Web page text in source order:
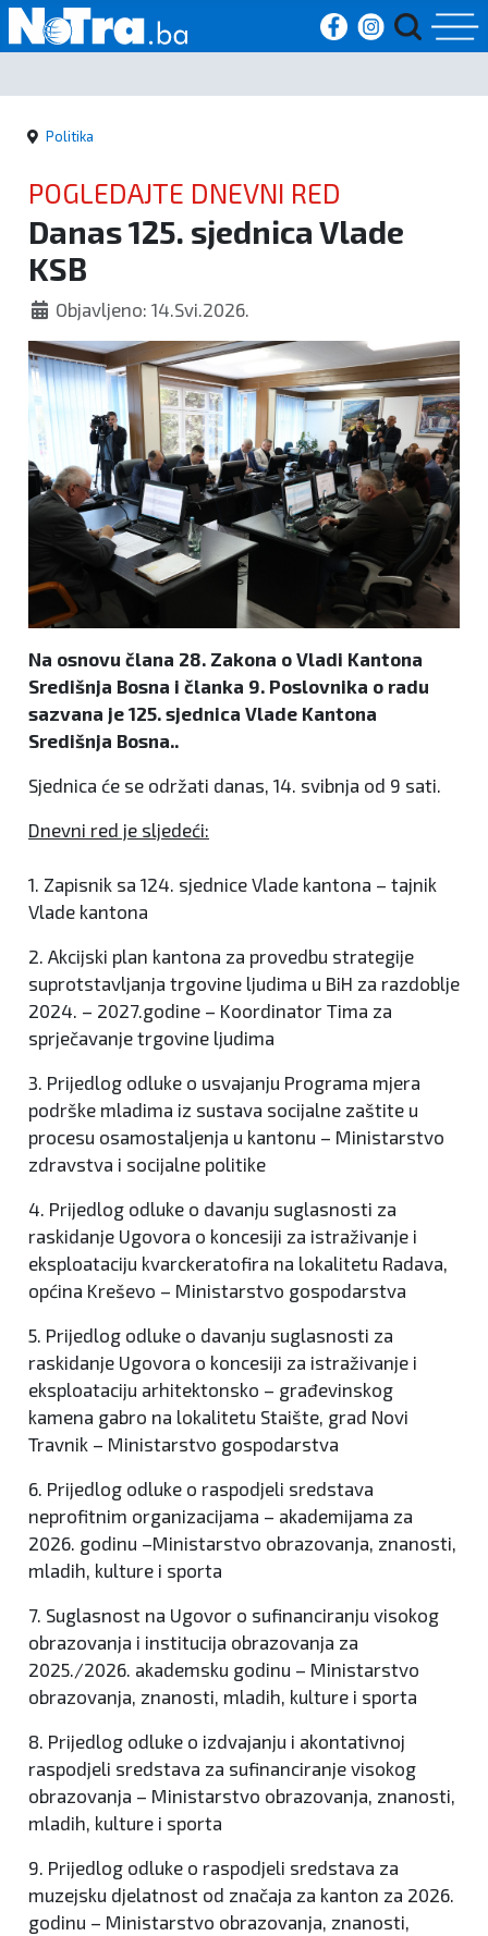
Početna
Vijesti
Sport
Kultura
Crna
kronika
Politika
Zanimljivosti
Politika
POGLEDAJTE DNEVNI RED
Danas 125. sjednica Vlade
KSB
Objavljeno: 14.Svi.2026.
Na osnovu člana 28. Zakona o Vladi Kantona
Središnja Bosna i članka 9. Poslovnika o radu
sazvana je 125. sjednica Vlade Kantona
Središnja Bosna..
Sjednica će se održati danas, 14. svibnja od 9 sati.
Dnevni red je sljedeći:
1. Zapisnik sa 124. sjednice Vlade kantona – tajnik
Vlade kantona
2. Akcijski plan kantona za provedbu strategije
suprotstavljanja trgovine ljudima u BiH za razdoblje
2024. – 2027.godine – Koordinator Tima za
sprječavanje trgovine ljudima
3. Prijedlog odluke o usvajanju Programa mjera
podrške mladima iz sustava socijalne zaštite u
procesu osamostaljenja u kantonu – Ministarstvo
zdravstva i socijalne politike
4. Prijedlog odluke o davanju suglasnosti za
raskidanje Ugovora o koncesiji za istraživanje i
eksploataciju kvarckeratofira na lokalitetu Radava,
općina Kreševo – Ministarstvo gospodarstva
5. Prijedlog odluke o davanju suglasnosti za
raskidanje Ugovora o koncesiji za istraživanje i
eksploataciju arhitektonsko – građevinskog
kamena gabro na lokalitetu Staište, grad Novi
Travnik – Ministarstvo gospodarstva
6. Prijedlog odluke o raspodjeli sredstava
neprofitnim organizacijama – akademijama za
2026. godinu –Ministarstvo obrazovanja, znanosti,
mladih, kulture i sporta
7. Suglasnost na Ugovor o sufinanciranju visokog
obrazovanja i institucija obrazovanja za
2025./2026. akademsku godinu – Ministarstvo
obrazovanja, znanosti, mladih, kulture i sporta
8. Prijedlog odluke o izdvajanju i akontativnoj
raspodjeli sredstava za sufinanciranje visokog
obrazovanja – Ministarstvo obrazovanja, znanosti,
mladih, kulture i sporta
9. Prijedlog odluke o raspodjeli sredstava za
muzejsku djelatnost od značaja za kanton za 2026.
godinu – Ministarstvo obrazovanja, znanosti,